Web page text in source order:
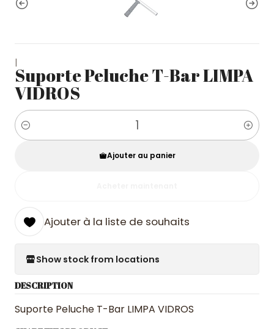
|
Suporte Peluche T-Bar LIMPA
VIDROS
Quantité
Ajouter au panier
Ajouter à la liste de souhaits
Show stock from locations
DESCRIPTION
Suporte Peluche T-Bar LIMPA VIDROS